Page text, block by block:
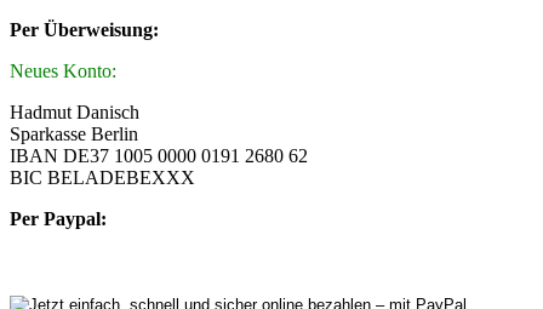
Per Überweisung:
Neues Konto:
Hadmut Danisch
Sparkasse Berlin
IBAN DE37 1005 0000 0191 2680 62
BIC BELADEBEXXX
Per Paypal: